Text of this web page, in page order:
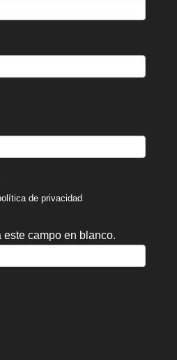
de privacidad.
campo en blanco.